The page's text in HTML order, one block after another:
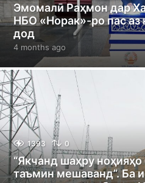
Эмомалӣ Раҳмон дар
НБО «Норак»-ро пас аз
дод
4 months ago
m
o
a
g
o
1393 0
“Якчанд шаҳру
таъмин мешаванд”. Ба